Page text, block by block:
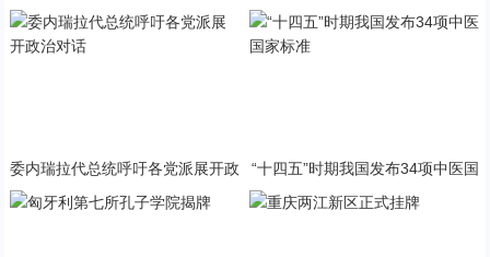
与PP终极火焰狂潮意外同框
急状态
委内瑞拉代总统呼吁各党派展开政
“十四五”时期我国发布34项中医国